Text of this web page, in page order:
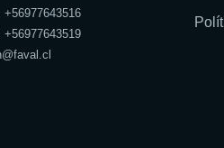
+56977643516
+56977643519